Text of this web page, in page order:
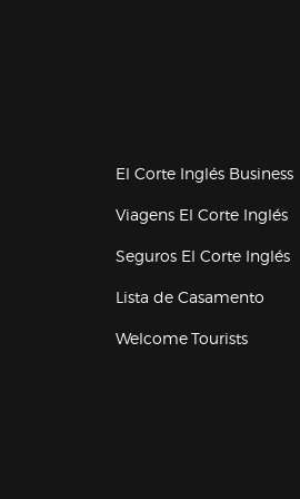
en nueva ventana)
El Corte Inglés Business
Viagens El Corte Inglés
Seguros El Corte Inglés
Lista de Casamento
Welcome Tourists